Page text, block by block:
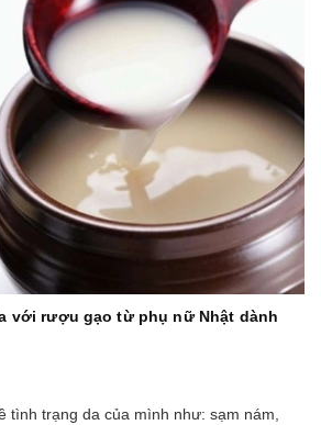
với rượu gạo từ phụ nữ Nhật dành
tình trạng da của mình như: sạm nám,